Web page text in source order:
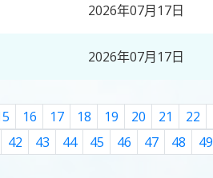
2026年07月17日
2026年07月17日
16 17 18 19 20 21 22
42 43 44 45 46 47 48 49